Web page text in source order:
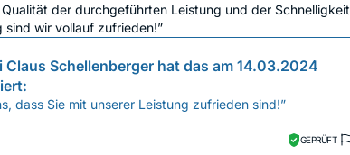
der durchgeführten Leistung und der Schnelligkeit
sind wir vollauf zufrieden!”
Claus Schellenberger hat das am 14.03.2024
dass Sie mit unserer Leistung zufrieden sind!”
GEPRÜFT